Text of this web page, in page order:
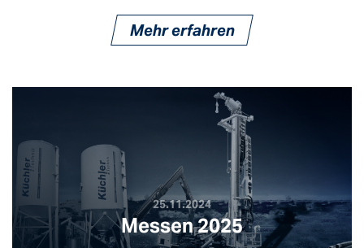
Mehr erfahren
25.11.2024
Messen 2025